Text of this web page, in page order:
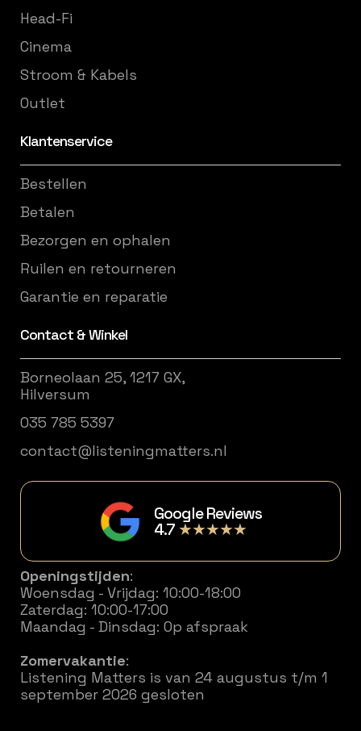
Head-Fi
Cinema
Stroom & Kabels
Outlet
Klantenservice
Bestellen
Betalen
Bezorgen en ophalen
Ruilen en retourneren
Garantie en reparatie
Contact & Winkel
Borneolaan 25, 1217 GX,
Hilversum
035 785 5397
contact@listeningmatters.nl
Google Reviews
4.7★★★★★
Openingstijden:
Woensdag - Vrijdag: 10:00-18:00
Zaterdag: 10:00-17:00
Maandag - Dinsdag: Op afspraak
Zomervakantie:
Listening Matters is van 24 augustus t/m 1
september 2026 gesloten